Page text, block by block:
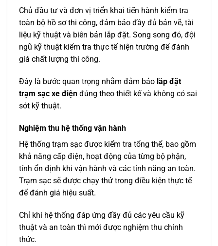
Chủ đầu tư và đơn vị triển khai tiến hành kiểm tra
toàn bộ hồ sơ thi công, đảm bảo đầy đủ bản vẽ, tài
liệu kỹ thuật và biên bản lắp đặt. Song song đó, đội
ngũ kỹ thuật kiểm tra thực tế hiện trường để đánh
giá chất lượng thi công.
Đây là bước quan trọng nhằm đảm bảo lắp đặt
trạm sạc xe điện đúng theo thiết kế và không có sai
sót kỹ thuật.
Nghiệm thu hệ thống vận hành
Hệ thống trạm sạc được kiểm tra tổng thể, bao gồm
khả năng cấp điện, hoạt động của từng bộ phận,
tính ổn định khi vận hành và các tính năng an toàn.
Trạm sạc sẽ được chạy thử trong điều kiện thực tế
để đánh giá hiệu suất.
Chỉ khi hệ thống đáp ứng đầy đủ các yêu cầu kỹ
thuật và an toàn thì mới được nghiệm thu chính
thức.